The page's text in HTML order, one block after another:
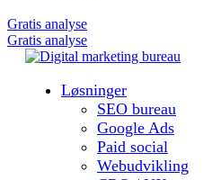
Gratis analyse
Gratis analyse
Løsninger
SEO bureau
Google Ads
Paid social
Webudvikling